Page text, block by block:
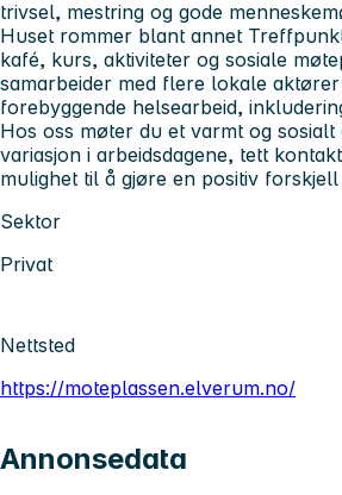
trivsel, mestring og gode
Huset rommer blant annet
kafé, kurs, aktiviteter og sosiale
samarbeider med flere lokale
forebyggende helsearbeid,
Hos oss møter du et varmt og
variasjon i arbeidsdagene, tett
mulighet til å gjøre en positiv
Sektor
Privat
Nettsted
https://moteplassen.elverum.no/
Annonsedata